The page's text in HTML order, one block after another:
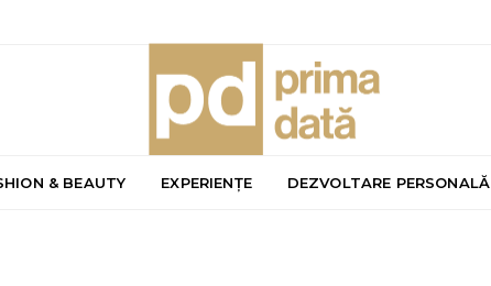
& BEAUTY EXPERIENȚE DEZVOLTARE PERSONALĂ